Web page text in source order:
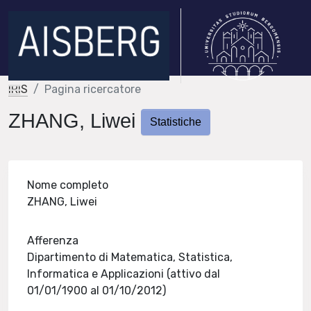
IRIS Pagina ricercatore
ZHANG, Liwei Statistiche
Nome completo
ZHANG, Liwei
Afferenza
Dipartimento di Matematica, Statistica,
Informatica e Applicazioni (attivo dal
01/01/1900 al 01/10/2012)